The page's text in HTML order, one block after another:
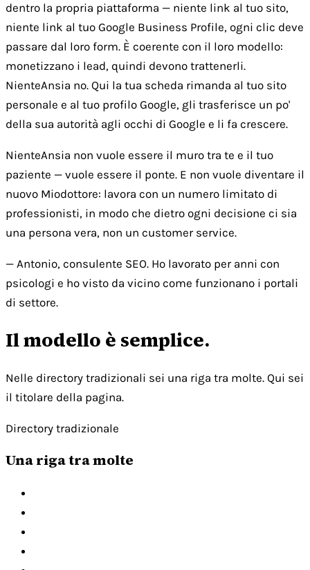
dentro la propria piattaforma — niente link al tuo sito,
niente link al tuo Google Business Profile, ogni clic deve
passare dal loro form. È coerente con il loro modello:
monetizzano i lead, quindi devono trattenerli.
NienteAnsia no. Qui la tua scheda rimanda al tuo sito
personale e al tuo profilo Google, gli trasferisce un po'
della sua autorità agli occhi di Google e li fa crescere.
NienteAnsia non vuole essere il muro tra te e il tuo
paziente — vuole essere il ponte. E non vuole diventare il
nuovo Miodottore: lavora con un numero limitato di
professionisti, in modo che dietro ogni decisione ci sia
una persona vera, non un customer service.
— Antonio, consulente SEO. Ho lavorato per anni con
psicologi e ho visto da vicino come funzionano i portali
di settore.
Il modello è semplice.
Nelle directory tradizionali sei una riga tra molte. Qui sei
il titolare della pagina.
Directory tradizionale
Una riga tra molte